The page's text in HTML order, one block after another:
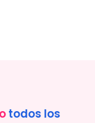
todos los